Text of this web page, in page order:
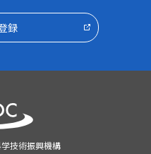
録
技術振興機構